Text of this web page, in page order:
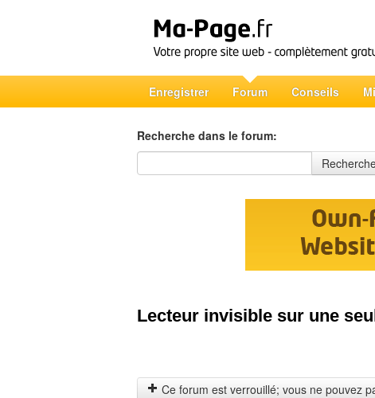
Enregistrer Forum Conseils
Recherche dans le forum:
Recherche dans le forum
Lecteur invisible sur une
Ce forum est verrouillé; vous ne pouvez